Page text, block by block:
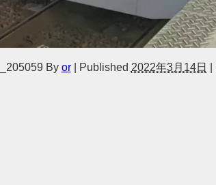
By or Published 2022年3月14日